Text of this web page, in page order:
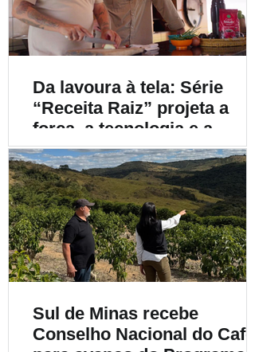
Da lavoura à tela: Série
“Receita Raiz” projeta a
força, a tecnologia e a
diversidade do café
brasileiro para o mundo
Sul de Minas recebe
Conselho Nacional do Café